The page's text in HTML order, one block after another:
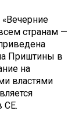
странам —
Приштины в
на
властями
СЕ.